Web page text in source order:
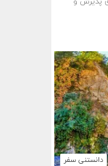
دانستنی سفر